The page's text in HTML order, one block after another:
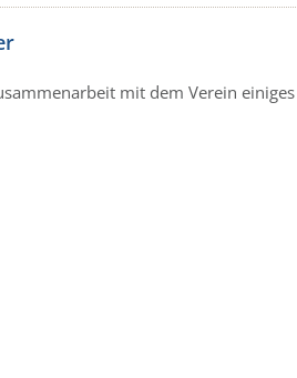
mit dem Verein